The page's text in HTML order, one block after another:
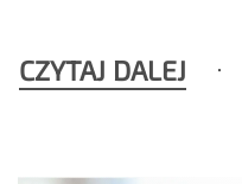
CZYTAJ DALEJ